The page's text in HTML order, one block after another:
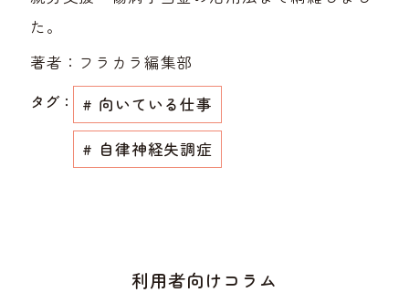
た。
著者： フラカラ編集部
タグ：
# 向いている仕事
# 自律神経失調症
利用者向けコラム